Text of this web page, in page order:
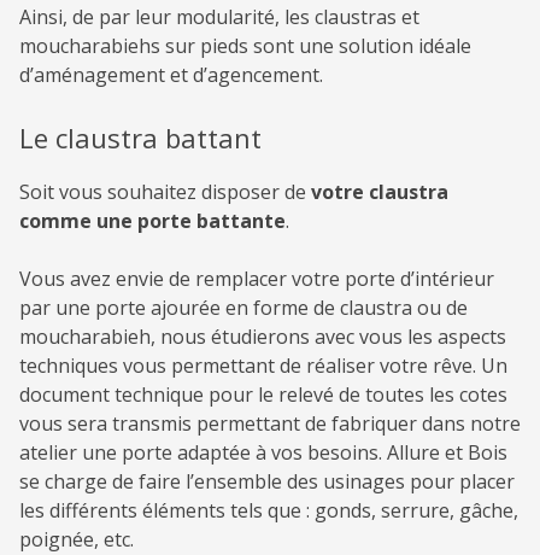
Ainsi, de par leur modularité, les claustras et
moucharabiehs sur pieds sont une solution idéale
d’aménagement et d’agencement.
Le claustra battant
Soit vous souhaitez disposer de votre claustra
comme une porte battante.
Vous avez envie de remplacer votre porte d’intérieur
par une porte ajourée en forme de claustra ou de
moucharabieh, nous étudierons avec vous les aspects
techniques vous permettant de réaliser votre rêve. Un
document technique pour le relevé de toutes les cotes
vous sera transmis permettant de fabriquer dans notre
atelier une porte adaptée à vos besoins. Allure et Bois
se charge de faire l’ensemble des usinages pour placer
les différents éléments tels que : gonds, serrure, gâche,
poignée, etc.